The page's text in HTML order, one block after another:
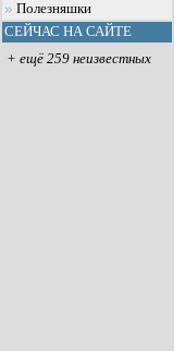
Полезняшки
СЕЙЧАС НА САЙТЕ
+ ещё 259 неизвестных